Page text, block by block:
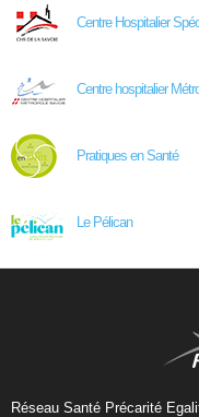
Centre Hospitalier
Centre hospitalier
Pratiques en Santé
Le Pélican
Réseau Santé Précarité